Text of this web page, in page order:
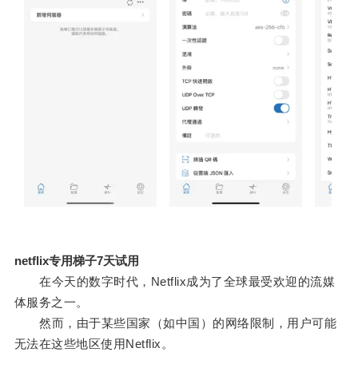
netflix专用梯子7天试用
在今天的数字时代，Netflix成为了全球最受欢迎的流媒
体服务之一。
然而，由于某些国家（如中国）的网络限制，用户可能
无法在这些地区使用Netflix。